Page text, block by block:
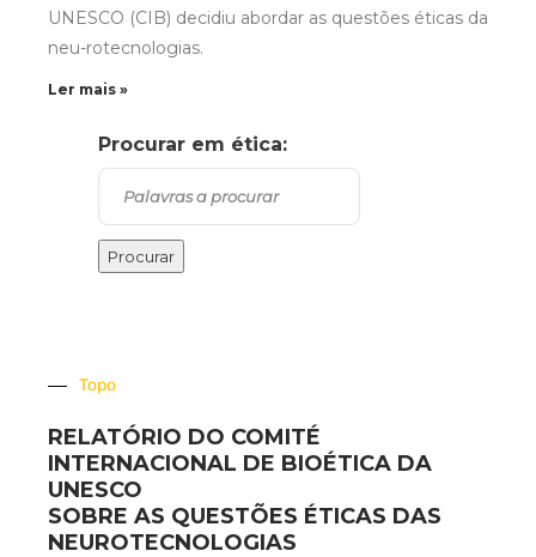
UNESCO (CIB) decidiu abordar as questões éticas da
neu-rotecnologias.
Ler mais »
Procurar em ética:
Topo
RELATÓRIO DO COMITÉ
INTERNACIONAL DE BIOÉTICA DA
UNESCO
SOBRE AS QUESTÕES ÉTICAS DAS
NEUROTECNOLOGIAS